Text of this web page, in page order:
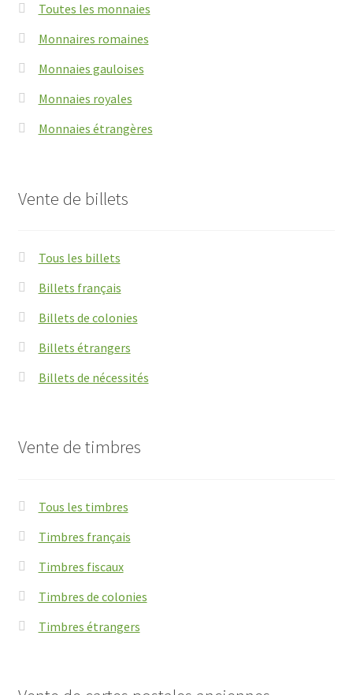
Toutes les monnaies
Monnaires romaines
Monnaies gauloises
Monnaies royales
Monnaies étrangères
Vente de billets
Tous les billets
Billets français
Billets de colonies
Billets étrangers
Billets de nécessités
Vente de timbres
Tous les timbres
Timbres français
Timbres fiscaux
Timbres de colonies
Timbres étrangers